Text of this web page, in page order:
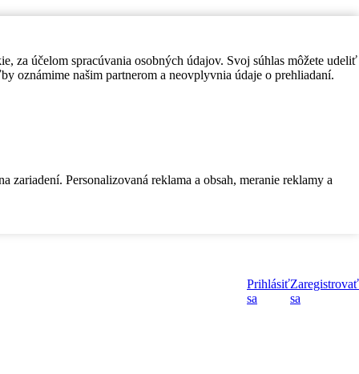
za účelom spracúvania osobných údajov. Svoj súhlas môžete udeliť
oznámime našim partnerom a neovplyvnia údaje o prehliadaní.
Personalizovaná reklama a obsah, meranie reklamy a
Prihlásiť
sa
Zaregistrovať
sa